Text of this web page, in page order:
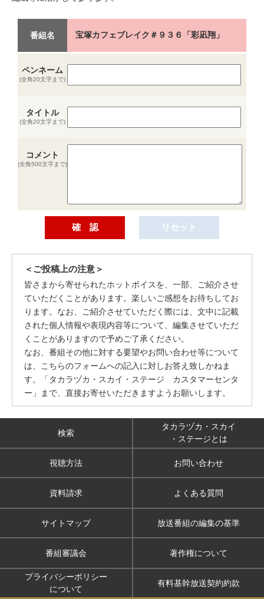
番組名 宝塚カフェブレイク＃９３６「彩凪翔」
ペンネーム
(全角20文字まで)
タイトル
(全角20文字まで)
コメント
(全角500文字まで)
＜ご投稿上の注意＞
皆さまから寄せられたホットボイスを、一部、ご紹介させ
ていただくことがあります。楽しいご感想をお待ちしてお
ります。なお、ご紹介させていただく際には、文中に記載
された個人情報や表現内容等について、編集させていただ
くことがありますので予めご了承ください。
なお、番組その他に対する要望やお問い合わせ等について
は、こちらのフォームへの記入に対しお答え致しかねま
す。「タカラヅカ・スカイ・ステージ カスタマーセンタ
ー」まで、直接お寄せいただきますようお願いします。
検索
タカラヅカ・スカイ
・ステージとは
視聴方法 お問い合わせ
資料請求 よくある質問
サイトマップ 放送番組の編集の基準
番組審議会 著作権について
プライバシーポリシー
について
有料基幹放送契約約款